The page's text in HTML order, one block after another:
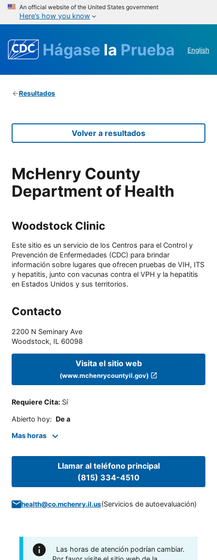
An official website of the United States government
Here’s how you know
Hágase la Prueba English
Resultados
Volver a resultados
McHenry County
Department of Health
Woodstock Clinic
Este sitio es un servicio de los Centros para el Control y
Prevención de Enfermedades (CDC) para brindar
información sobre lugares que ofrecen pruebas de VIH, ITS
y hepatitis, junto con vacunas contra el VPH y la hepatitis
en Estados Unidos y sus territorios.
Contacto
2200 N Seminary Ave
Woodstock, IL 60098
Visita el sitio web
(www.mchenrycountyil.gov)
Requiere Cita: Sí
Abierto hoy: De a
Mas horas
Llamar al teléfono principal
(815) 334-4510
health@co.mchenry.il.us(Servicios de autoevaluación)
Las horas de atención podrían cambiar.